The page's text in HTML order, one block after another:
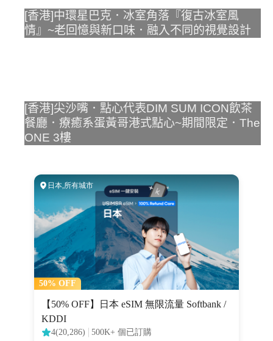
[香港]中環星巴克．冰室角落『復古冰室風
情』~老回憶與新口味．融入不同的視覺設計
[香港]尖沙嘴．點心代表DIM SUM ICON飲茶
餐廳．療癒系蛋黃哥港式點心~期間限定．The
ONE 3樓